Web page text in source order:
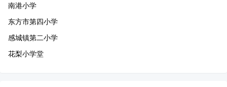
南港小学
东方市第四小学
感城镇第二小学
花梨小学堂